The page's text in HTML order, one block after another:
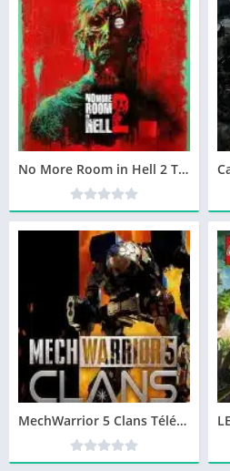
No More Room in Hell 2 Télécharger jeu PC
MechWarrior 5 Clans Télécharger jeu PC